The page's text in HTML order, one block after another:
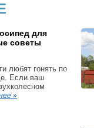
для
советы
любят гонять по
Если ваш
»